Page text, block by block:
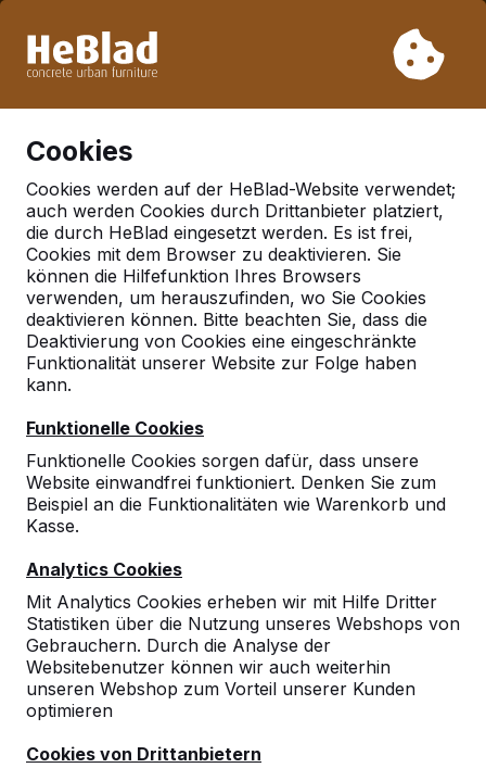
Woche 33 nicht. Bitte berücksichtigen Sie daher längere
Cookies
Cookies werden auf der HeBlad-Website verwendet;
auch werden Cookies durch Drittanbieter platziert,
die durch HeBlad eingesetzt werden. Es ist frei,
Cookies mit dem Browser zu deaktivieren. Sie
können die Hilfefunktion Ihres Browsers
verwenden, um herauszufinden, wo Sie Cookies
deaktivieren können. Bitte beachten Sie, dass die
Deaktivierung von Cookies eine eingeschränkte
Funktionalität unserer Website zur Folge haben
kann.
Funktionelle Cookies
Funktionelle Cookies sorgen dafür, dass unsere
Website einwandfrei funktioniert. Denken Sie zum
Beispiel an die Funktionalitäten wie Warenkorb und
Kasse.
Analytics Cookies
Mit Analytics Cookies erheben wir mit Hilfe Dritter
Statistiken über die Nutzung unseres Webshops von
Gebrauchern. Durch die Analyse der
Websitebenutzer können wir auch weiterhin
unseren Webshop zum Vorteil unserer Kunden
optimieren
Cookies von Drittanbietern
Deutschland
Referenties in:Kleve
Geen reviews gevonden voor deze
locatie.